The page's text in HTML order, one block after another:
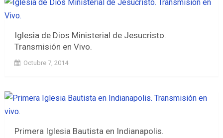
Iglesia de Dios Ministerial de Jesucristo.
Transmisión en Vivo.
Octubre 7, 2014
Primera Iglesia Bautista en Indianapolis.